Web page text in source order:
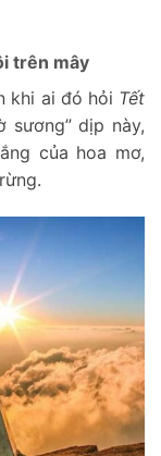
trên mây
khi ai đó hỏi Tết
sương” dịp này,
của hoa mơ,